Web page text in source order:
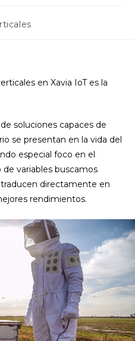
en Xavia IoT es la
soluciones capaces de
se presentan en la vida del
especial foco en el
variables buscamos
directamente en
rendimientos.